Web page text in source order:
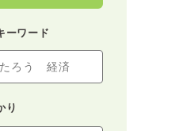
ーワード
り